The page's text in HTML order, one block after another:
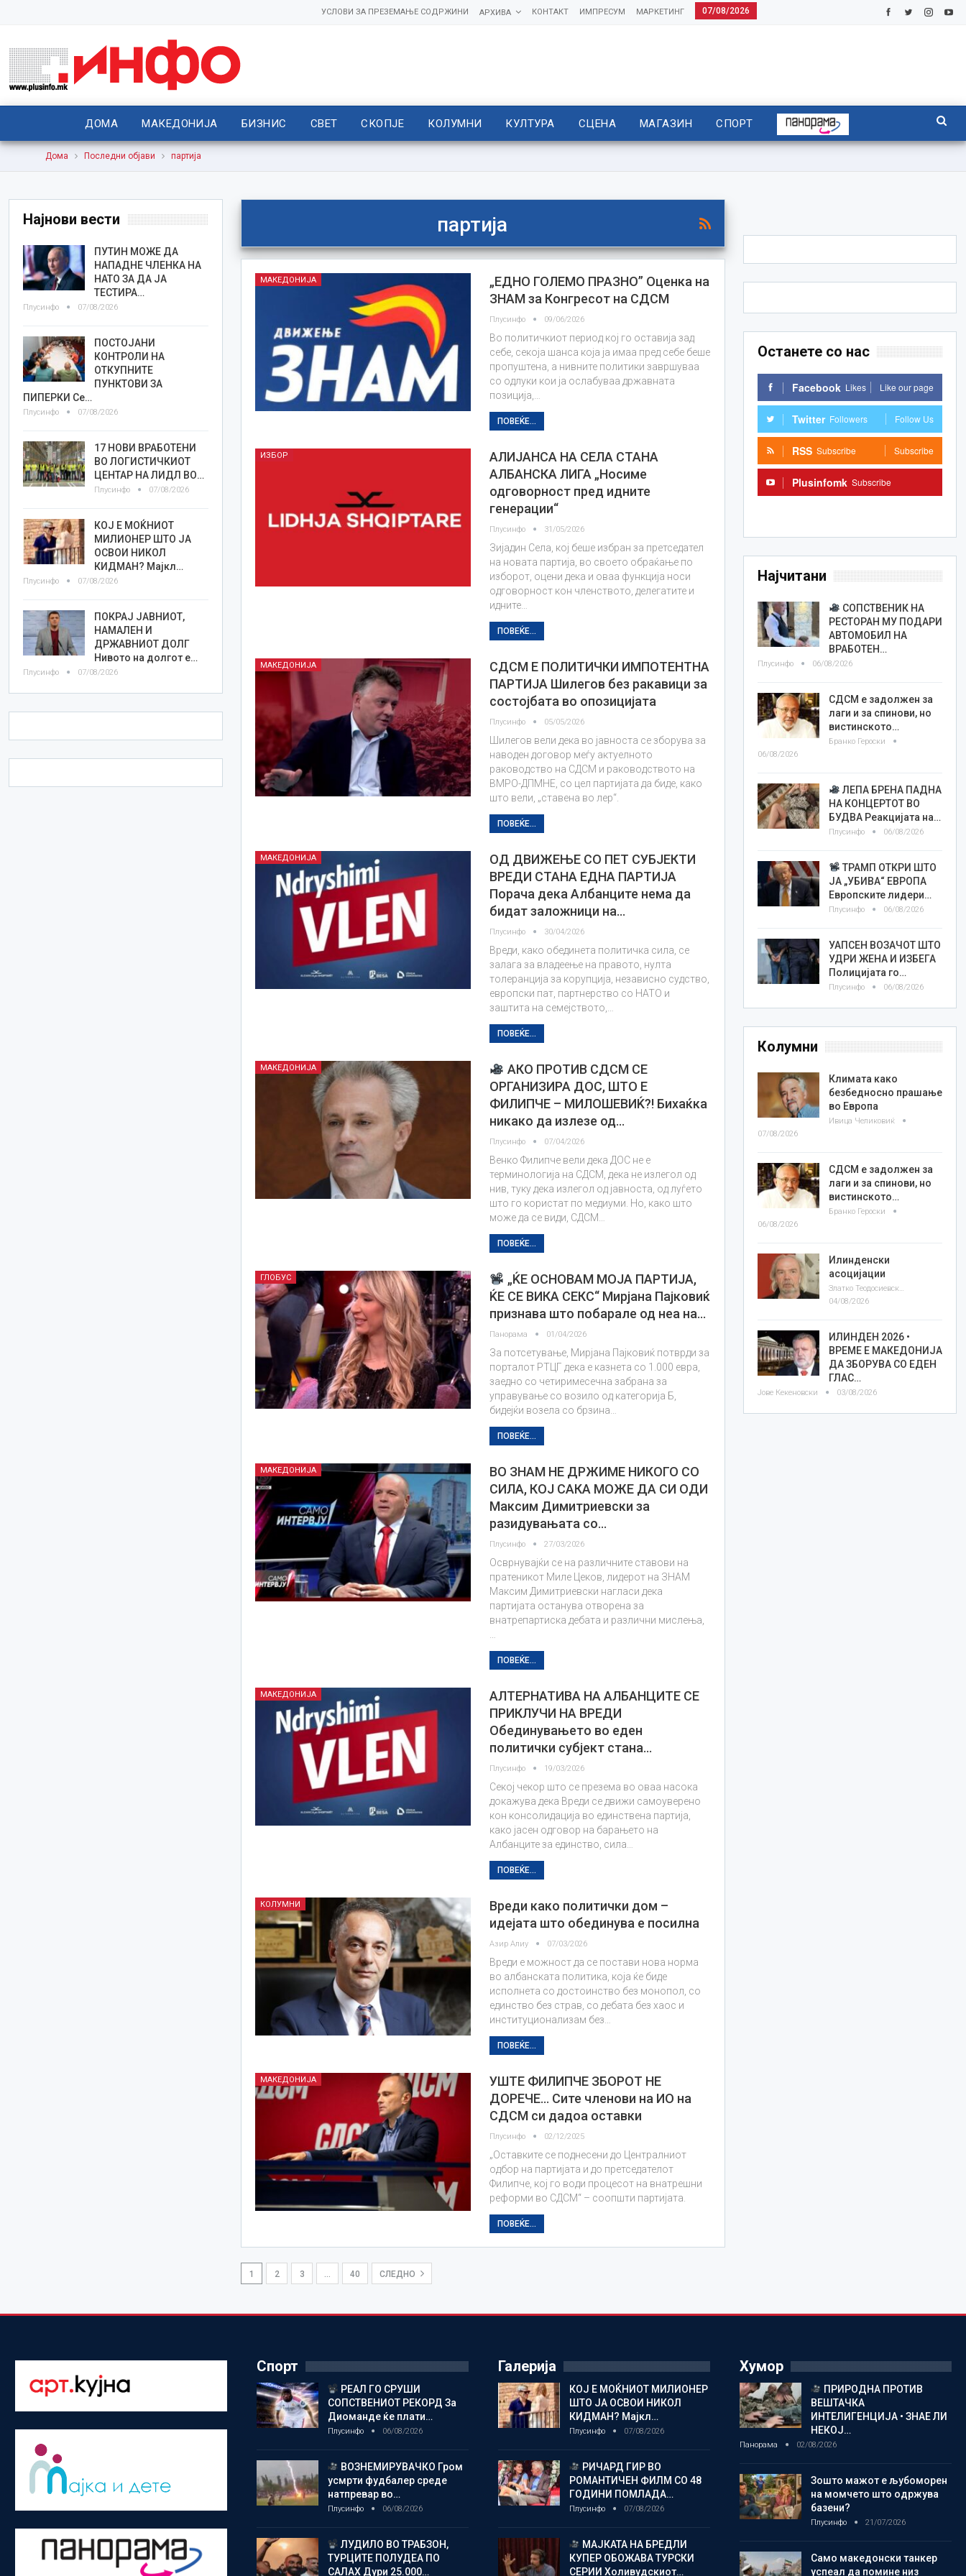
07/08/2026
МАРКЕТИНГ
ИМПРЕСУМ
КОНТАКТ
АРХИВА
УСЛОВИ ЗА ПРЕЗЕМАЊЕ СОДРЖИНИ
ДОМА МАКЕДОНИЈА БИЗНИС СВЕТ СКОПЈЕ КОЛУМНИ КУЛТУРА СЦЕНА МАГАЗИН СПОРТ
Дома Последни објави партија
партија
МАКЕДОНИЈА
„ЕДНО ГОЛЕМО ПРАЗНО” Оценка на
ЗНАМ за Конгресот на СДСМ
Плусинфо 09/06/2026
Во политичкиот период кој го оставија зад
себе, секоја шанса која ја имаа пред себе беше
пропуштена, а нивните политики завршуваа
со одлуки кои ја ослабуваа државната
позиција,…
ПОВЕЌЕ...
ИЗБОР
AЛИЈАНСА НА СЕЛА СТАНА
АЛБАНСКА ЛИГА „Носиме
одговорност пред идните
генерации“
Плусинфо 31/05/2026
Зијадин Села, кој беше избран за претседател
на новата партија, во своето обраќање по
изборот, оцени дека и оваа функција носи
одговорност кон членството, делегатите и
идните…
ПОВЕЌЕ...
МАКЕДОНИЈА
СДСМ Е ПОЛИТИЧКИ ИМПОТЕНТНА
ПАРТИЈА Шилегов без ракавици за
состојбата во опозицијата
Плусинфо 05/05/2026
Шилегов вели дека во јавноста се зборува за
наводен договор меѓу актуелното
раководство на СДСМ и раководството на
ВМРО-ДПМНЕ, со цел партијата да биде, како
што вели, „ставена во лер“.
ПОВЕЌЕ...
МАКЕДОНИЈА
ОД ДВИЖЕЊЕ СО ПЕТ СУБЈЕКТИ
ВРЕДИ СТАНА ЕДНА ПАРТИЈА
Порача дека Албанците нема да
бидат заложници на…
Плусинфо 30/04/2026
Вреди, како обединета политичка сила, се
залага за владеење на правото, нулта
толеранција за корупција, независно судство,
европски пат, партнерство со НАТО и
заштита на семејството,…
ПОВЕЌЕ...
МАКЕДОНИЈА
АКО ПРОТИВ СДСМ СЕ
ОРГАНИЗИРА ДОС, ШТО Е
ФИЛИПЧЕ – МИЛОШЕВИЌ?! Бихаќка
никако да излезе од…
Плусинфо 07/04/2026
Венко Филипче вели дека ДОС не е
терминологија на СДСМ, дека не излегол од
нив, туку дека излегол од јавноста, од луѓето
што го користат по медиуми. Но, како што
може да се види, СДСМ…
ПОВЕЌЕ...
ГЛОБУС
„ЌЕ ОСНОВАМ МОЈА ПАРТИЈА,
ЌЕ СЕ ВИКА СЕКС“ Мирјана Пајковиќ
признава што побарале од неа на…
Панорама 01/04/2026
За потсетување, Мирјана Пајковиќ потврди за
порталот РТЦГ дека е казнета со 1.000 евра,
заедно со четиримесечна забрана за
управување со возило од категорија Б,
бидејќи возела со брзина…
ПОВЕЌЕ...
МАКЕДОНИЈА
ВО ЗНАМ НЕ ДРЖИМЕ НИКОГО СО
СИЛА, КОЈ САКА МОЖЕ ДА СИ ОДИ
Максим Димитриевски за
разидувањата со…
Плусинфо 27/03/2026
Осврнувајќи се на различните ставови на
пратеникот Миле Цеков, лидерот на ЗНАМ
Максим Димитриевски нагласи дека
партијата останува отворена за
внатрепартиска дебата и различни мислења,
ПОВЕЌЕ...
МАКЕДОНИЈА
АЛТЕРНАТИВА НА АЛБАНЦИТЕ СЕ
ПРИКЛУЧИ НА ВРЕДИ
Обединувањето во еден
политички субјект стана…
Плусинфо 19/03/2026
Секој чекор што се презема во оваа насока
докажува дека Вреди се движи самоуверено
кон консолидација во единствена партија,
како јасен одговор на барањето на
Албанците за единство, сила…
ПОВЕЌЕ...
КОЛУМНИ
Вреди како политички дом –
идејата што обединува е посилна
Азир Алиу 07/03/2026
Вреди е можност да се постави нова норма
во албанската политика, која ќе биде
исполнета со достоинство без монопол, со
единство без страв, со дебата без хаос и
институционализам без…
ПОВЕЌЕ...
МАКЕДОНИЈА
УШТЕ ФИЛИПЧЕ ЗБОРОТ НЕ
ДОРЕЧЕ… Сите членови на ИО на
СДСМ си дадоа оставки
Плусинфо 02/12/2025
„Оставките се поднесени до Централниот
одбор на партијата и до претседателот
Филипче, кој го води процесот на внатрешни
реформи во СДСМ“ – соопшти партијата.
ПОВЕЌЕ...
1 2 3 … 40 СЛЕДНО
Останете со нас
Facebook Likes Like our page
Twitter Followers Follow Us
RSS Subscribe Subscribe
Plusinfomk Subscribe
Најчитани
СОПСТВЕНИК НА
РЕСТОРАН МУ ПОДАРИ
АВТОМОБИЛ НА
ВРАБОТЕН…
Плусинфо 06/08/2026
СДСМ е задолжен за
лаги и за спинови, но
вистинското…
Бранко Героски
06/08/2026
ЛЕПА БРЕНА ПАДНА
НА КОНЦЕРТОТ ВО
БУДВА Реакцијата на…
Плусинфо 06/08/2026
ТРАМП ОТКРИ ШТО
ЈА „УБИВА“ ЕВРОПА
Европските лидери…
Плусинфо 06/08/2026
УАПСЕН ВОЗАЧОТ ШТО
УДРИ ЖЕНА И ИЗБЕГА
Полицијата го…
Плусинфо 06/08/2026
Колумни
Климата како
безбедносно прашање
во Европа
Ивица Челиковиќ
07/08/2026
СДСМ е задолжен за
лаги и за спинови, но
вистинското…
Бранко Героски
06/08/2026
Илинденски
асоцијации
Златко Теодосиевски
04/08/2026
ИЛИНДЕН 2026 •
ВРЕМЕ Е МАКЕДОНИЈА
ДА ЗБОРУВА СО ЕДЕН
ГЛАС…
Јове Кекеновски 03/08/2026
Најнови вести
ПУТИН МОЖЕ ДА
НАПАДНЕ ЧЛЕНКА НА
НАТО ЗА ДА ЈА
ТЕСТИРА…
Плусинфо 07/08/2026
ПОСТОЈАНИ
КОНТРОЛИ НА
ОТКУПНИТЕ
ПУНКТОВИ ЗА
ПИПЕРКИ Се…
Плусинфо 07/08/2026
17 НОВИ ВРАБОТЕНИ
ВО ЛОГИСТИЧКИОТ
ЦЕНТАР НА ЛИДЛ ВО…
Плусинфо 07/08/2026
КОЈ Е МОЌНИОТ
МИЛИОНЕР ШТО ЈА
ОСВОИ НИКОЛ
КИДМАН? Мајкл…
Плусинфо 07/08/2026
ПОКРАЈ ЈАВНИОТ,
НАМАЛЕН И
ДРЖАВНИОТ ДОЛГ
Нивото на долгот е…
Плусинфо 07/08/2026
Спорт
РЕАЛ ГО СРУШИ
СОПСТВЕНИОТ РЕКОРД За
Диоманде ќе плати…
Плусинфо 06/08/2026
ВОЗНЕМИРУВАЧКО Гром
усмрти фудбалер среде
натпревар во…
Плусинфо 06/08/2026
ЛУДИЛО ВО ТРАБЗОН,
ТУРЦИТЕ ПОЛУДЕА ПО
САЛАХ Дури 25.000…
Галерија
КОЈ Е МОЌНИОТ МИЛИОНЕР
ШТО ЈА ОСВОИ НИКОЛ
КИДМАН? Мајкл…
Плусинфо 07/08/2026
РИЧАРД ГИР ВО
РОМАНТИЧЕН ФИЛМ СО 48
ГОДИНИ ПОМЛАДА…
Плусинфо 07/08/2026
МАЈКАТА НА БРЕДЛИ
КУПЕР ОБОЖАВА ТУРСКИ
СЕРИИ Холивудскиот…
Хумор
ПРИРОДНА ПРОТИВ
ВЕШТАЧКА
ИНТЕЛИГЕНЦИЈА • ЗНАЕ ЛИ
НЕКОЈ…
Панорама 02/08/2026
Зошто мажот е љубоморен
на момчето што одржува
базени?
Плусинфо 21/07/2026
Само македонски танкер
успеал да помине низ